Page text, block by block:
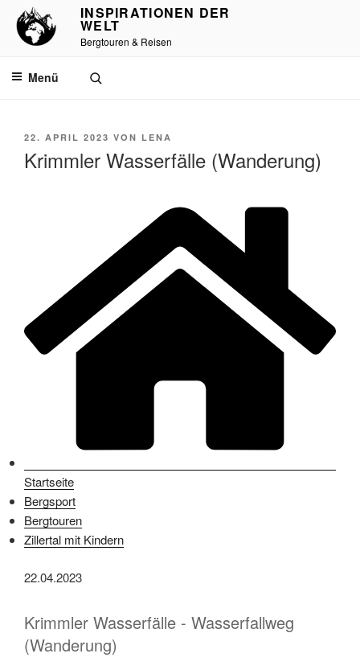
Zum
Inhalt
springen
INSPIRATIONEN DER
WELT
Bergtouren & Reisen
Menü
VERÖFFENTLICHT
AM
22. APRIL 2023 VON LENA
Krimmler Wasserfälle (Wanderung)
Startseite
Bergsport
Bergtouren
Zillertal mit Kindern
22.04.2023
Krimmler Wasserfälle - Wasserfallweg
(Wanderung)